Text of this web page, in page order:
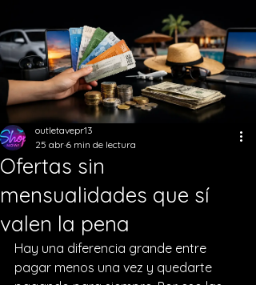
Ofertas sin
mensualidades que sí
valen la pena
outletavepr13
25 abr 6 min de lectura
Hay una diferencia grande entre
pagar menos una vez y quedarte